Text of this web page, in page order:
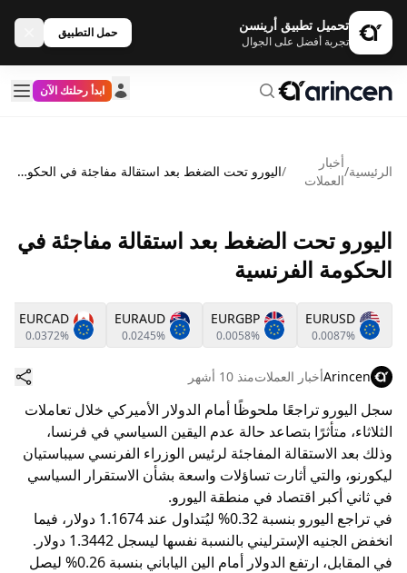
تحميل تطبيق أرينسن
تجربة أفضل على الجوال
حمل التطبيق
ابدأ رحلتك الآن
الرئيسية/
أخبار
العملات
/ اليورو تحت الضغط بعد استقالة مفاجئة في الحكومة الفرنسية
اليورو تحت الضغط بعد استقالة مفاجئة في
الحكومة الفرنسية
EURUSD
0.0087%
EURGBP
0.0058%
EURAUD
0.0245%
EURCAD
0.0372%
Arincenأخبار العملاتمنذ 10 أشهر
سجل اليورو تراجعًا ملحوظًا أمام الدولار الأميركي خلال تعاملات
الثلاثاء، متأثرًا بتصاعد حالة عدم اليقين السياسي في فرنسا،
وذلك بعد الاستقالة المفاجئة لرئيس الوزراء الفرنسي سيباستيان
ليكورنو، والتي أثارت تساؤلات واسعة بشأن الاستقرار السياسي
في ثاني أكبر اقتصاد في منطقة اليورو.
في تراجع اليورو بنسبة 0.32% ليُتداول عند 1.1674 دولار، فيما
انخفض الجنيه الإسترليني بالنسبة نفسها ليسجل 1.3442 دولار.
في المقابل، ارتفع الدولار أمام الين الياباني بنسبة 0.26% ليصل